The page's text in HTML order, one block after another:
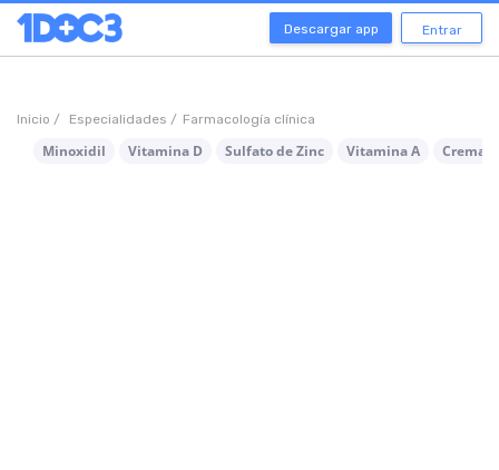
Descargar app Entrar
Inicio / Especialidades / Farmacología clínica
Minoxidil Vitamina D Sulfato de Zinc Vitamina A Crema